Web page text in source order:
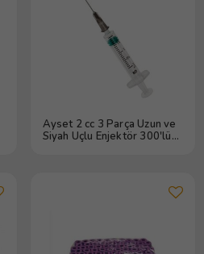
Ayset 2 cc 3 Parça Uzun ve
Siyah Uçlu Enjektör 300'lü